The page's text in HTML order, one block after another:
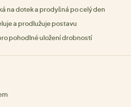
na dotek a prodyšná po celý den
a prodlužuje postavu
pohodlné uložení drobností